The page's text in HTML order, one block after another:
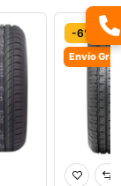
-6%
Envío